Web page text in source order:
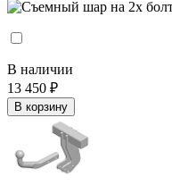
В наличии
13 450 ₽
В корзину